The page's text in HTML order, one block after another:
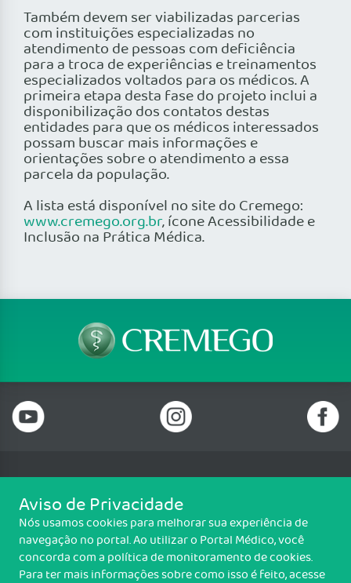
Também devem ser viabilizadas parcerias
com instituições especializadas no
atendimento de pessoas com deficiência
para a troca de experiências e treinamentos
especializados voltados para os médicos. A
primeira etapa desta fase do projeto inclui a
disponibilização dos contatos destas
entidades para que os médicos interessados
possam buscar mais informações e
orientações sobre o atendimento a essa
parcela da população.
A lista está disponível no site do Cremego:
www.cremego.org.br, ícone Acessibilidade e
Inclusão na Prática Médica.
Telefone: (62) 3250 4900
Email: cremego@cremego.org.br
Rua T-28, N° 245, Qd. 24, Lotes 19 e 20, Setor Bueno, Goiânia/GO - CEP:
74210-040
Horário de funcionamento: Segunda a Sexta - 08h00 às 18h00
Aviso de Privacidade
Nós usamos cookies para melhorar sua experiência de
navegação no portal. Ao utilizar o Portal Médico, você
concorda com a política de monitoramento de cookies.
Para ter mais informações sobre como isso é feito, acesse